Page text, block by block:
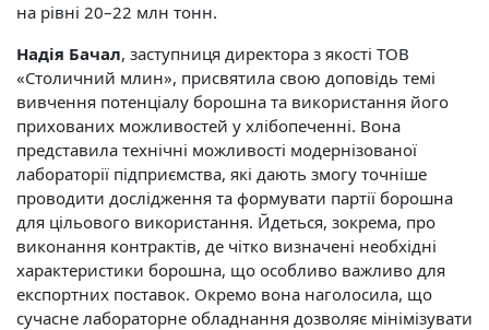
на рівні 20–22 млн тонн.
Надія Бачал, заступниця директора з якості ТОВ
«Столичний млин», присвятила свою доповідь темі
вивчення потенціалу борошна та використання його
прихованих можливостей у хлібопеченні. Вона
представила технічні можливості модернізованої
лабораторії підприємства, які дають змогу точніше
проводити дослідження та формувати партії борошна
для цільового використання. Йдеться, зокрема, про
виконання контрактів, де чітко визначені необхідні
характеристики борошна, що особливо важливо для
експортних поставок. Окремо вона наголосила, що
сучасне лабораторне обладнання дозволяє мінімізувати